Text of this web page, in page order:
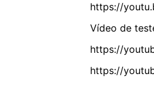
https://
Vídeo de
https://
https://